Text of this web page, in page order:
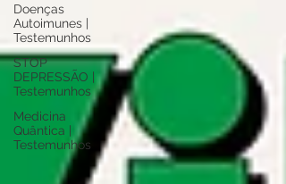
Doenças
Autoimunes |
Testemunhos
STOP
DEPRESSÃO |
Testemunhos
Medicina
Quântica |
Testemunhos